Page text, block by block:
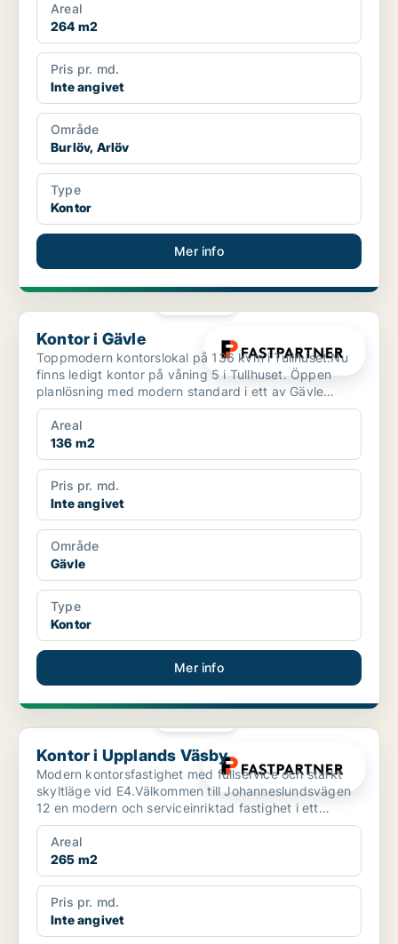
Areal
264 m2
Pris pr. md.
Inte angivet
Område
Burlöv, Arlöv
Type
Kontor
Mer info
Kontor i Gävle
Kontor i Gävle
Toppmodern kontorslokal på 136 kvm i Tullhuset.Nu
finns ledigt kontor på våning 5 i Tullhuset. Öppen
planlösning med modern standard i ett av Gävle
finaste h...
Areal
136 m2
Pris pr. md.
Inte angivet
Område
Gävle
Type
Kontor
Mer info
Kontor i Upplands Väsby
Kontor i Upplands Väsby
Modern kontorsfastighet med fullservice och starkt
skyltläge vid E4.Välkommen till Johanneslundsvägen
12 en modern och serviceinriktad fastighet i ett
strate...
Areal
265 m2
Pris pr. md.
Inte angivet